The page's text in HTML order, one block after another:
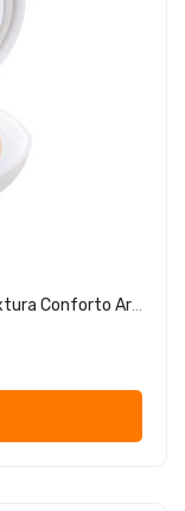
Avène Couvrance Creme Compacto Textura Conforto Areia